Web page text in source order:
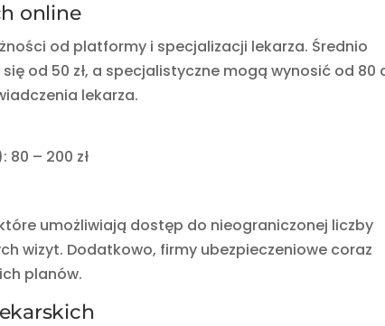
online
od platformy i specjalizacji lekarza. Średnio
od 50 zł, a specjalistyczne mogą wynosić od 80
lekarza.
– 200 zł
umożliwiają dostęp do nieograniczonej liczby
wizyt. Dodatkowo, firmy ubezpieczeniowe coraz
planów.